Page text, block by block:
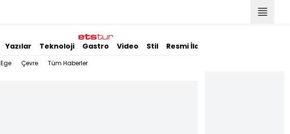
Yazılar Teknoloji Gastro Video Stil Resmi İlanlar
Ege Çevre Tüm Haberler